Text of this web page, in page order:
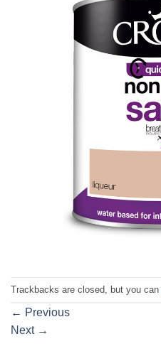
Trackbacks are closed, but you can
← Previous
Next →